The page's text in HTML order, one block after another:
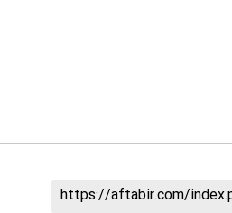
https://aftabir.com/